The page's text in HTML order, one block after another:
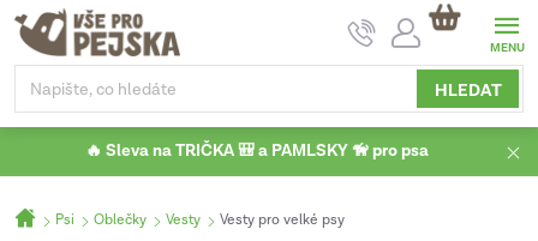
Přejít
obsah
HLEDAT
NÁKUPNÍ
KOŠÍK
🔥 Sleva na TRIČKA 🎒 a PAMLSKY 🦮 pro psa
Domů
Psi Oblečky Vesty Vesty pro velké psy